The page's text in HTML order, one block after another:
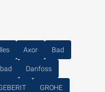
Axor Bad
Danfoss
GROHE